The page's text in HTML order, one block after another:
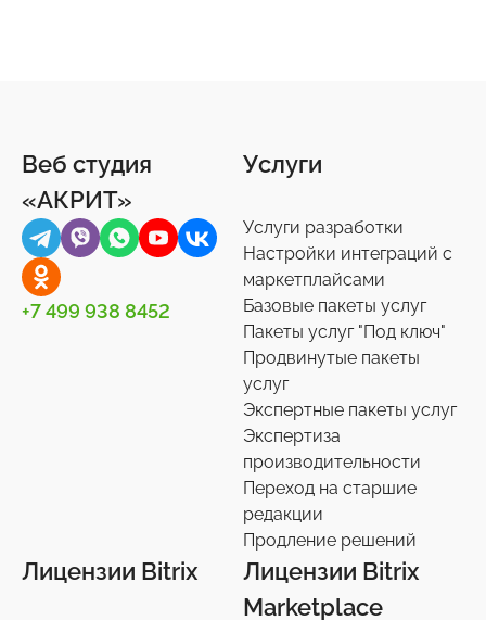
Веб студия
«АКРИТ»
+7 499 938 8452
Услуги
Услуги разработки
Настройки интеграций с
маркетплайсами
Базовые пакеты услуг
Пакеты услуг "Под ключ"
Продвинутые пакеты
услуг
Экспертные пакеты услуг
Экспертиза
производительности
Переход на старшие
редакции
Продление решений
Лицензии Bitrix
Лицензии Bitrix
Marketplace